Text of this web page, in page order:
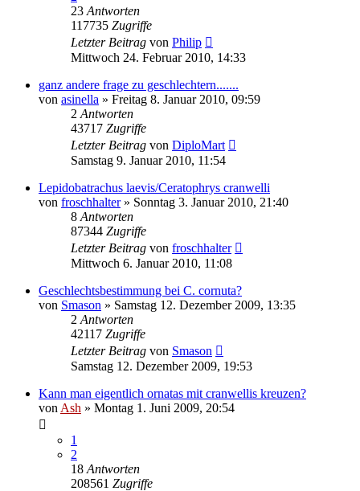
23 Antworten
117735 Zugriffe
Letzter Beitrag von Philip
Mittwoch 24. Februar 2010, 14:33
ganz andere frage zu geschlechtern.......
von asinella » Freitag 8. Januar 2010, 09:59
2 Antworten
43717 Zugriffe
Letzter Beitrag von DiploMart
Samstag 9. Januar 2010, 11:54
Lepidobatrachus laevis/Ceratophrys cranwelli
von froschhalter» Sonntag 3. Januar 2010, 21:40
8 Antworten
87344 Zugriffe
Letzter Beitrag von froschhalter
Mittwoch 6. Januar 2010, 11:08
Geschlechtsbestimmung bei C. cornuta?
von Smason » Samstag 12. Dezember 2009, 13:35
2 Antworten
42117 Zugriffe
Letzter Beitrag von Smason
Samstag 12. Dezember 2009, 19:53
Kann man eigentlich ornatas mit cranwellis kreuzen?
von Ash » Montag 1. Juni 2009, 20:54
1
2
18 Antworten
208561 Zugriffe